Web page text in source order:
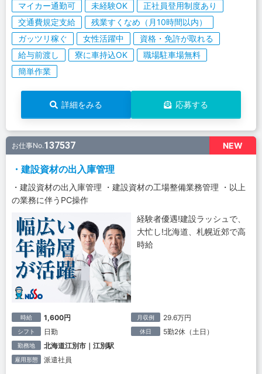
マイカー通勤可 未経験OK
正社員登用制度あり
交通費規定支給
残業すくなめ（月10時間以内）
ガッツリ稼ぐ
女性活躍中
資格・免許が取れる
給与前渡し
寮に車持込OK
職場駐車場無料
簡単作業
詳細をみる 応募する
NEW
お仕事No.137537
・建設資材の出入庫管理
・建設資材の出入庫管理 ・建設資材の工場整備業務管理 ・以上
の業務に伴うPC操作
経験者優遇!建設ラッシュで、
大忙し!北海道、札幌近郊で高
時給
時給 1,600円 月収例 29.6万円
シフト 日勤 休日 5勤2休（土日）
勤務地 北海道江別市｜江別駅
雇用形態 派遣社員